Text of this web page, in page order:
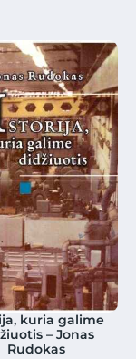
kuria galime
– Jonas
Rudokas